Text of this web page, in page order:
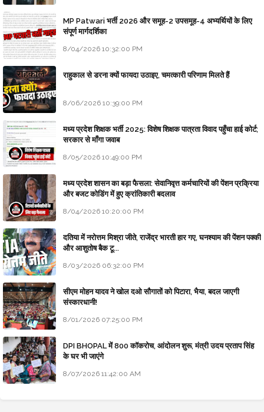
MP Patwari भर्ती 2026 और समूह-2 उपसमूह-4 अभ्यर्थियों के लिए
संपूर्ण मार्गदर्शिका
8/04/2026 10:32:00 PM
राहुकाल से डरना क्यों फायदा उठाइए, चमत्कारी परिणाम मिलते हैं
8/06/2026 10:39:00 PM
मध्य प्रदेश शिक्षक भर्ती 2025: विशेष शिक्षक पात्रता विवाद पहुँचा हाई कोर्ट;
सरकार से माँगा जवाब
8/05/2026 10:49:00 PM
मध्य प्रदेश शासन का बड़ा फैसला: सेवानिवृत्त कर्मचारियों की पेंशन प्रक्रिया
और बजट कोडिंग में हुए क्रांतिकारी बदलाव
8/04/2026 10:20:00 PM
दतिया में नरोत्तम मिश्रा जीते, राजेंद्र भारती हार गए, घनश्याम की पेंशन पक्की
और आशुतोष बैक टू...
8/03/2026 06:32:00 PM
सीएम मोहन यादव ने खोल दओ सौगातों को पिटारा, भैया, बदल जाएगी
संस्कारधानी!
8/01/2026 07:25:00 PM
DPI BHOPAL में 800 कॉकरोच, आंदोलन शुरू, मंत्री उदय प्रताप सिंह
के घर भी जाएंगे
8/07/2026 11:42:00 AM